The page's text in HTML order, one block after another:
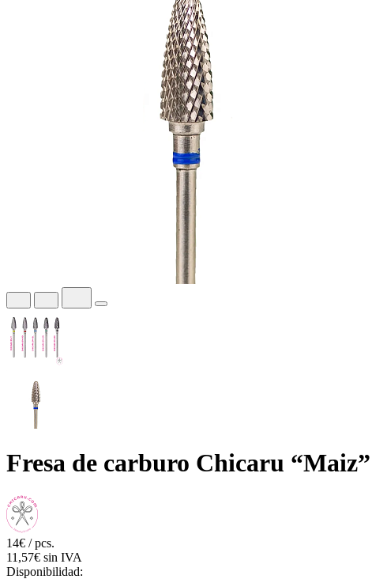
Fresa de carburo Chicaru
14€ / pcs.
11,57€ sin IVA
Disponibilidad: